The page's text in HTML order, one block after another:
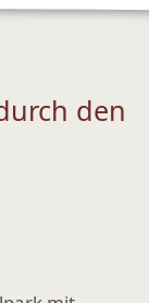
den